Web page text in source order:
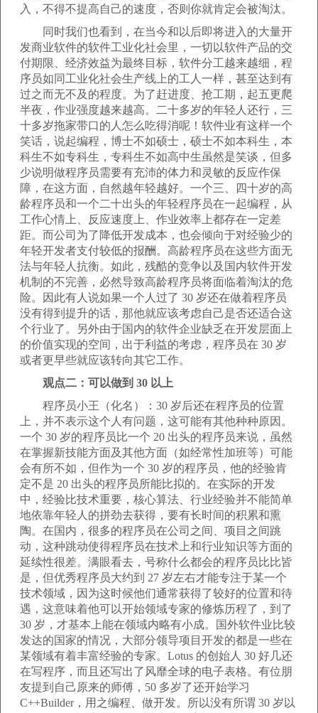
入，不得不提高自己的速度，否则你就肯定会被淘汰。
同时我们也看到，在当今和以后即将进入的大量开
发商业软件的软件工业化社会里，一切以软件产品的交
付期限、经济效益为最终目标，软件分工越来越细，程
序员如同工业化社会生产线上的工人一样，甚至达到有
过之而无不及的程度。为了赶进度、抢工期，起五更爬
半夜，作业强度越来越高。二十多岁的年轻人还行，三
十多岁拖家带口的人怎么吃得消呢！软件业有这样一个
笑话，说起编程，博士不如硕士，硕士不如本科生，本
科生不如专科生，专科生不如高中生虽然是笑谈，但多
少说明做程序员需要有充沛的体力和灵敏的反应作保
障，在这方面，自然越年轻越好。一个三、四十岁的高
龄程序员和一个二十出头的年轻程序员在一起编程，从
工作心情上、反应速度上、作业效率上都存在一定差
距。而公司为了降低开发成本，也会倾向于对经验少的
年轻开发者支付较低的报酬。高龄程序员在这些方面无
法与年轻人抗衡。如此，残酷的竞争以及国内软件开发
机制的不完善，必然导致高龄程序员将面临着淘汰的危
险。因此有人说如果一个人过了 30 岁还在做着程序员
没有得到提升的话，那他就应该考虑自己是否还适合这
个行业了。另外由于国内的软件企业缺乏在开发层面上
的价值实现的空间，出于利益的考虑，程序员在 30 岁
或者更早些就应该转向其它工作。
观点二：可以做到 30 以上
程序员小王（化名）：30 岁后还在程序员的位置
上，并不表示这个人有问题，这可能有其他种种原因。
一个 30 岁的程序员比一个 20 出头的程序员来说，虽然
在掌握新技能方面及其他方面（如经常性加班等）可能
会有所不如，但作为一个 30 岁的程序员，他的经验肯
定不是 20 出头的程序员所能比拟的。在实际的开发
中，经验比技术重要，核心算法、行业经验并不能简单
地依靠年轻人的拼劲去获得，要有长时间的积累和熏
陶。在国内，很多的程序员在公司之间、项目之间跳
动，这种跳动使得程序员在技术上和行业知识等方面的
延续性很差。满眼看去，号称什么都会的程序员比比皆
是，但优秀程序员大约到 27 岁左右才能专注于某一个
技术领域，因为这时候他们通常获得了较好的位置和待
遇，这意味着他可以开始领域专家的修炼历程了，到了
30 岁，才基本上能在领域内略有小成。国外软件业比较
发达的国家的情况，大部分领导项目开发的都是一些在
某领域有着丰富经验的专家。Lotus 的创始人 30 好几还
在写程序，而且还写出了风靡全球的电子表格。有位朋
友提到自己原来的师傅，50 多岁了还开始学习
C++Builder，用之编程、做开发。所以没有所谓 30 岁以